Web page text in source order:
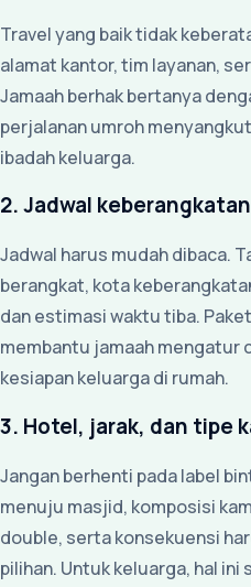
Travel yang baik tidak
alamat kantor, tim layanan,
Jamaah berhak bertanya
perjalanan umroh
ibadah keluarga.
2. Jadwal
Jadwal harus mudah dibaca.
berangkat, kota
dan estimasi waktu tiba.
membantu jamaah mengatur
kesiapan keluarga di rumah.
3. Hotel, jarak, dan tipe
Jangan berhenti pada label
menuju masjid, komposisi
double, serta konsekuensi
pilihan. Untuk keluarga, hal